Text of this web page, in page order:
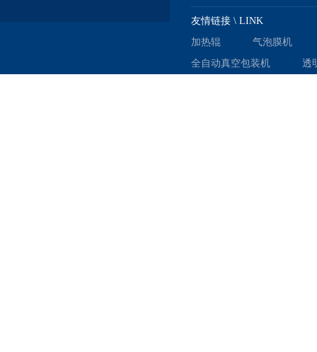
友情链接 \ LINK
加热辊
气泡膜机
全自动真空包装机
透